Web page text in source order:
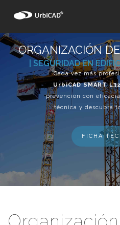
ORGANIZACIÓN
| SEGURIDAD EN
Cada vez más
UrbiCAD SMART L32
prevención con
técnica y descubra
FICHA